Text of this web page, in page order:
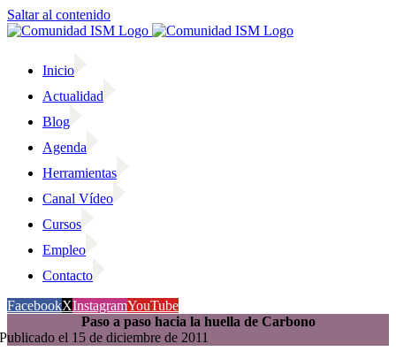
Saltar al contenido
Inicio
Actualidad
Blog
Agenda
Herramientas
Canal Vídeo
Cursos
Empleo
Contacto
FacebookXInstagramYouTube
Paso a paso hacia la huella de Carbono
Publicado el 15 de diciembre de 2011